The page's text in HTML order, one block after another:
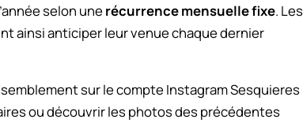
selon une récurrence mensuelle fixe. Les
ainsi anticiper leur venue chaque dernier
sur le compte Instagram Sesquieres
ou découvrir les photos des précédentes